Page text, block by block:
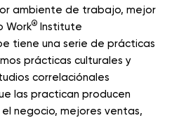
ambiente de trabajo, mejor
Work® Institute
tiene una serie de prácticas
prácticas culturales y
correlaciónales
las practican producen
negocio, mejores ventas,